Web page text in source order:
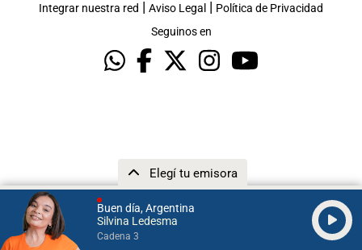
Buen día, Argentina
Silvina Ledesma
Cadena 3
Elegí tu emisora
Integrar nuestra red | Aviso Legal | Política de Privacidad
Seguinos en